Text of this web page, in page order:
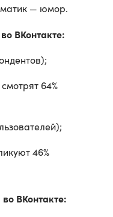
— юмор.
ВКонтакте:
64%
46%
ВКонтакте: